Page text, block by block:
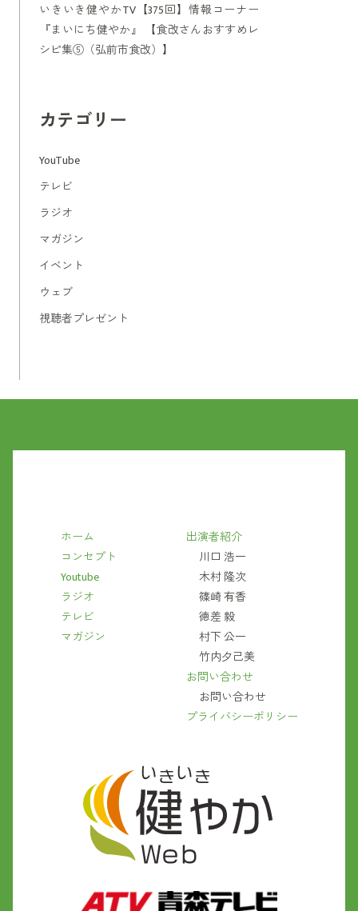
いきいき健やかTV【375回】情報コーナー
『まいにち健やか』 【食改さんおすすめレ
シピ集⑤（弘前市食改）】
カテゴリー
YouTube
テレビ
ラジオ
マガジン
イベント
ウェブ
視聴者プレゼント
ホーム
コンセプト
Youtube
ラジオ
テレビ
マガジン
出演者紹介
川口 浩一
木村 隆次
篠崎 有香
徳差 毅
村下 公一
竹内夕己美
お問い合わせ
お問い合わせ
プライバシーポリシー